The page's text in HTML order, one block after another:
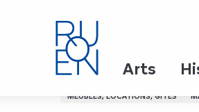
Arts
Sur le
MEUBLÉS, LOCATIONS, GÎTES